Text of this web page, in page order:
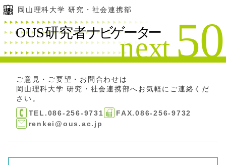
岡山理科大学 研究・社会連携部
ご意見・ご要望・お問合わせは
岡山理科大学 研究・社会連携部へお気軽にご連絡くだ
さい。
TEL.086-256-9731
FAX.086-256-9732
renkei@ous.ac.jp